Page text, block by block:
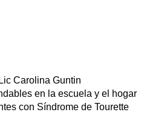
Carolina Guntin
en la escuela y el hogar
con Síndrome de Tourette